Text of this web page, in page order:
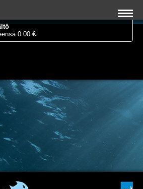
0.00 €